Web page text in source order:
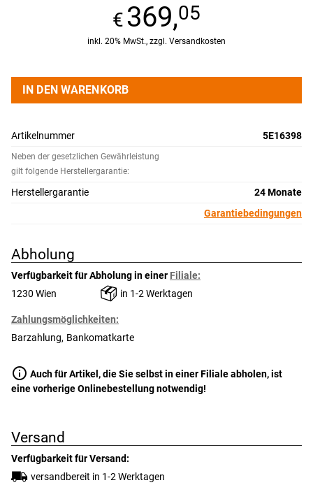
369,05
inkl. 20% MwSt., zzgl. Versandkosten
IN DEN WARENKORB
Artikelnummer 5E16398
Neben der gesetzlichen Gewährleistung
gilt folgende Herstellergarantie:
Herstellergarantie
24 Monate
Garantiebedingungen
Abholung
Verfügbarkeit für Abholung in einer Filiale:
1230 Wien
in 1-2 Werktagen
Zahlungsmöglichkeiten:
Barzahlung Bankomatkarte
info Auch für Artikel, die Sie selbst in einer Filiale abholen, ist
eine vorherige Onlinebestellung notwendig!
Versand
Verfügbarkeit für Versand:
versandbereit in 1-2 Werktagen